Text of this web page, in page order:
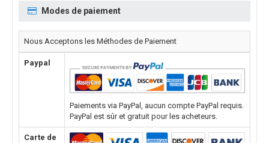
Modes de paiement
Nous Acceptons les Méthodes de Paiement
Paypal
Paiements via PayPal, aucun compte PayPal requis.
PayPal est sûr et gratuit pour les acheteurs.
Carte de